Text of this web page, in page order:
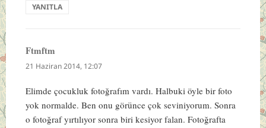
YANITLA
Ftmftm
ki:
21 Haziran 2014, 12:07
Elimde çocukluk fotoğrafım vardı. Halbuki öyle bir foto
yok normalde. Ben onu görünce çok seviniyorum. Sonra
o fotoğraf yırtılıyor sonra biri kesiyor falan. Fotoğrafta